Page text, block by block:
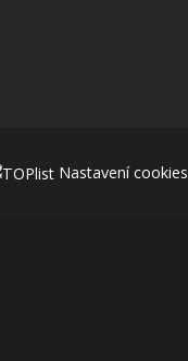
Nastavení cookies